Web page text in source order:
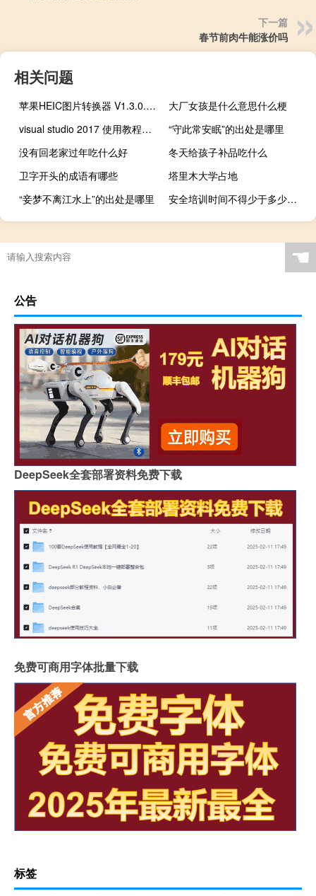
下一篇
春节前肉牛能涨价吗
相关问题
苹果HEIC图片转换器 V1.3.0.4 官方最新版（苹果HEIC图片转换器 V1.3.0.4 官方最新版功能简介）
大厂女孩是什么意思什么梗
visual studio 2017 使用教程（visual studio 2017 正式版）
“守此常安眠”的出处是哪里
没有回老家过年吃什么好
冬天给孩子补品吃什么
卫字开头的成语有哪些
塔里木大学占地
“妾梦不离江水上”的出处是哪里
安全培训时间不得少于多少学时（安全培训学时规定）
☚
公告
DeepSeek全套部署资料免费下载
免费可商用字体批量下载
标签